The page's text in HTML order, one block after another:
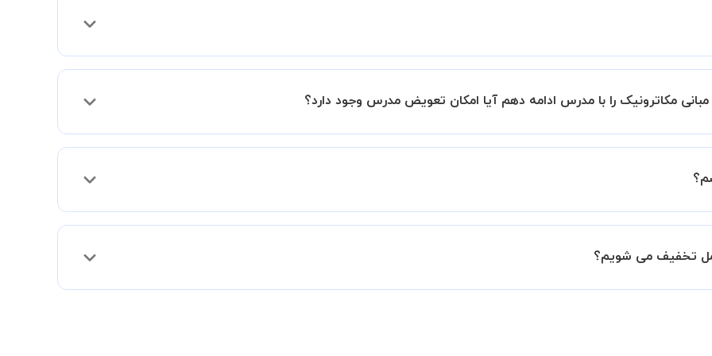
دهید" و یا "تماس با پشتیبانی" درخواست خود را ثبت کنید تا بخش پشتیبانی استادبانک شما را در انتخاب
از طرف شما، همکاران بخش پشتیبانی استادبانک با شما تماس گرفته و راهنمایی کامل و پیگیری لازم جهت تکمیل
مکاترونیک را با مدرس ادامه دهم آیا امکان تعویض مدرس وجود دارد؟
دیگری کلاس را ادامه دهید.
داشته باشید که مدرس مشخص کند ابتدا باید جلسه اول کلاس درس شما با مدرس برگزار شود تا با توجه به سطح
تخفیف می شویم؟